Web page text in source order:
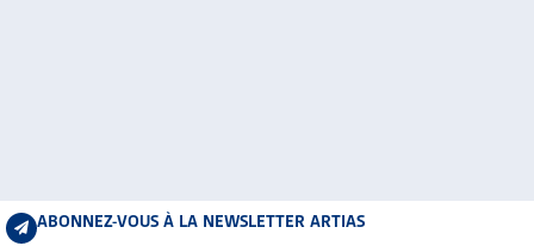
ABONNEZ-VOUS À LA NEWSLETTER ARTIAS